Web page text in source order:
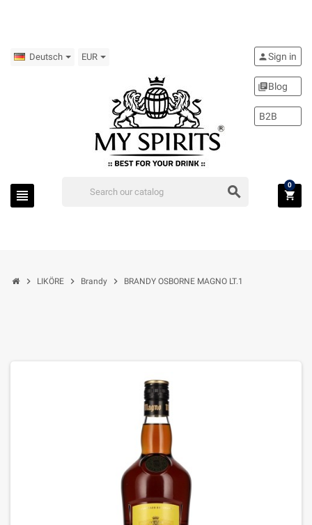
Deutsch EUR
view_headline search
personSign in
library_booksBlog
B2B
shopping_cart
0
chevron_right LIKÖRE chevron_right Brandy chevron_right BRANDY OSBORNE MAGNO LT.1